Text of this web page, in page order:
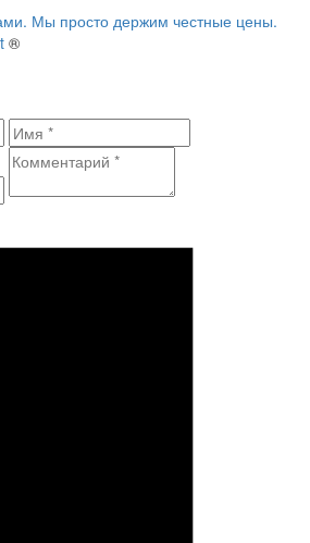
Мы просто держим честные цены.
®